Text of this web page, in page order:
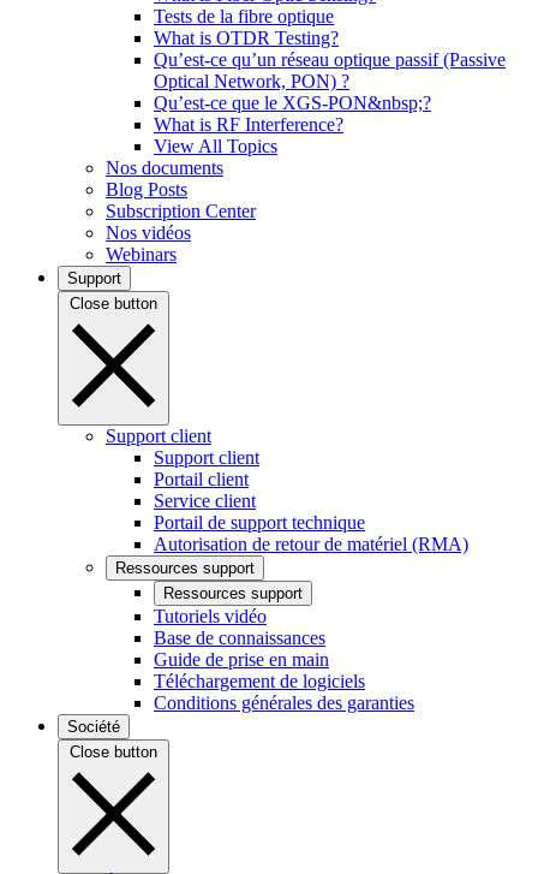
Tests de la fibre optique
What is OTDR Testing?
Qu’est-ce qu’un réseau optique passif (Passive
Optical Network, PON) ?
Qu’est-ce que le XGS-PON&nbsp;?
What is RF Interference?
View All Topics
Nos documents
Blog Posts
Subscription Center
Nos vidéos
Webinars
Support
Close button
Support client
Support client
Portail client
Service client
Portail de support technique
Autorisation de retour de matériel (RMA)
Ressources support
Ressources support
Tutoriels vidéo
Base de connaissances
Guide de prise en main
Téléchargement de logiciels
Conditions générales des garanties
Société
Close button